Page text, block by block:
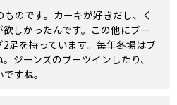
のです。カーキが好きだし、く
しかったんです。この他にブー
足を持っています。毎年冬場はブ
ジーンズのブーツインしたり、
すね。